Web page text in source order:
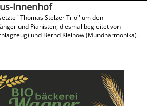
Innenhof
"Thomas Stelzer Trio" um den
und Pianisten, diesmal begleitet von
und Bernd Kleinow (Mundharmonika).